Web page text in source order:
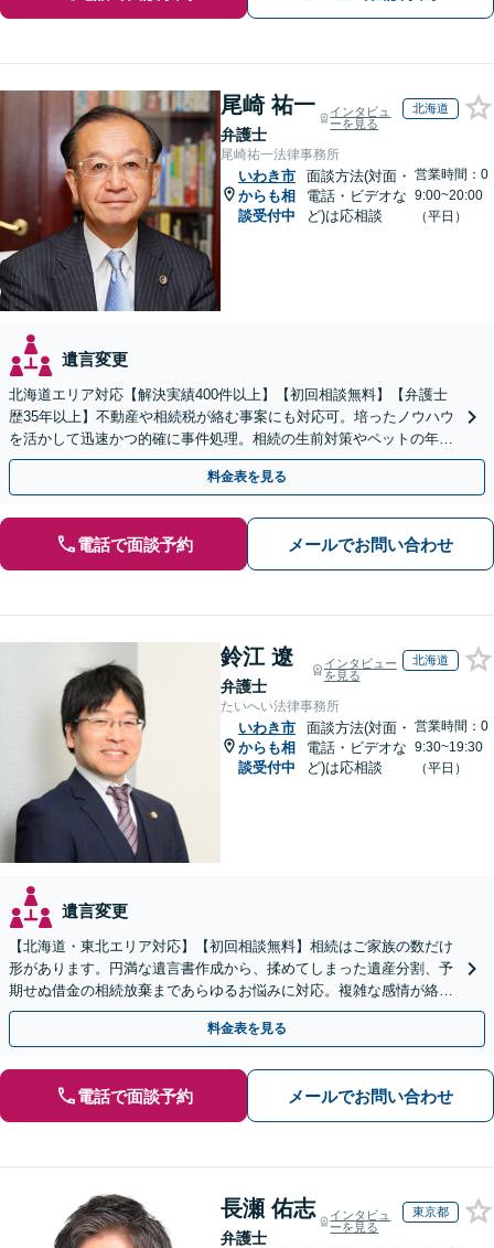
尾崎 祐一
弁護士
インタビュ
ーを見る
北海道
尾崎祐一法律事務所
いわき市
からも相
談受付中
面談方法(対面・
電話・ビデオな
ど)は応相談
営業時間：0
9:00~20:00
（平日）
遺言変更
北海道エリア対応【解決実績400件以上】【初回相談無料】【弁護士
歴35年以上】不動産や相続税が絡む事案にも対応可。培ったノウハウ
を活かして迅速かつ的確に事件処理。相続の生前対策やペットの年金
システムもお任せ【完全個室】【自衛隊前駅8分】
料金表を見る
電話で面談予約 メールでお問い合わせ
鈴江 遼
弁護士
インタビュー
を見る
北海道
たいへい法律事務所
いわき市
からも相
談受付中
面談方法(対面・
電話・ビデオな
ど)は応相談
営業時間：0
9:30~19:30
（平日）
遺言変更
【北海道・東北エリア対応】【初回相談無料】相続はご家族の数だけ
形があります。円満な遺言書作成から、揉めてしまった遺産分割、予
期せぬ借金の相続放棄まであらゆるお悩みに対応。複雑な感情が絡む
相続トラブルもまずはご相談ください。WEB面談可。
料金表を見る
電話で面談予約 メールでお問い合わせ
長瀬 佑志
弁護士
インタビュ
ーを見る
東京都